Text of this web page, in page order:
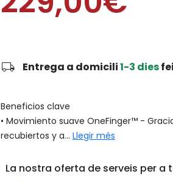
local_shipping Entrega a domicili1-3 dies
Beneficios clave
• Movimiento suave OneFinger™ -
recubiertos y a... Llegir més
La nostra oferta de serveis per a